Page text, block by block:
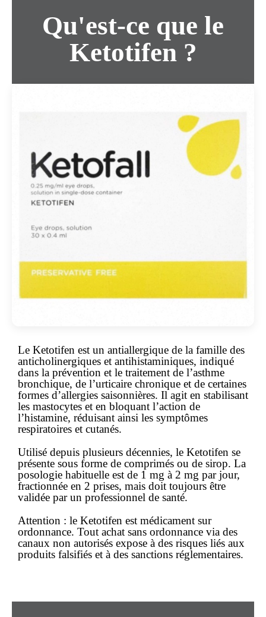
Qu'est-ce que le
Ketotifen ?
Le Ketotifen est un antiallergique de la famille des
anticholinergiques et antihistaminiques, indiqué
dans la prévention et le traitement de l’asthme
bronchique, de l’urticaire chronique et de certaines
formes d’allergies saisonnières. Il agit en stabilisant
les mastocytes et en bloquant l’action de
l’histamine, réduisant ainsi les symptômes
respiratoires et cutanés.
Utilisé depuis plusieurs décennies, le Ketotifen se
présente sous forme de comprimés ou de sirop. La
posologie habituelle est de 1 mg à 2 mg par jour,
fractionnée en 2 prises, mais doit toujours être
validée par un professionnel de santé.
Attention : le Ketotifen est médicament sur
ordonnance. Tout achat sans ordonnance via des
canaux non autorisés expose à des risques liés aux
produits falsifiés et à des sanctions réglementaires.